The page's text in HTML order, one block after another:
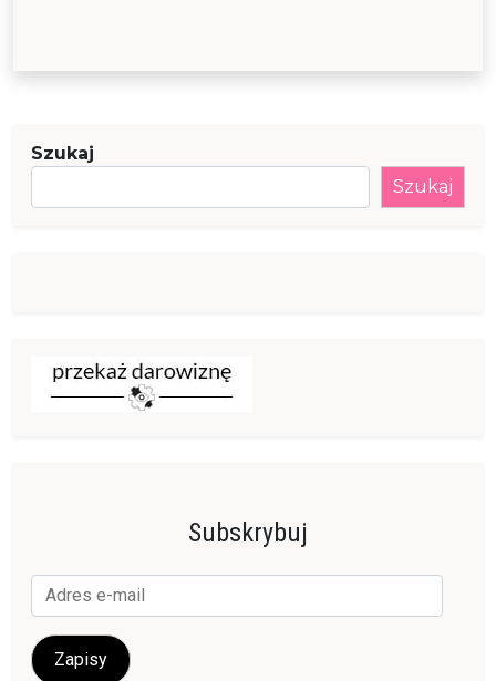
Gutek
Szukaj
Szukaj
Subskrybuj
Adres
e-
mail
Zapisy